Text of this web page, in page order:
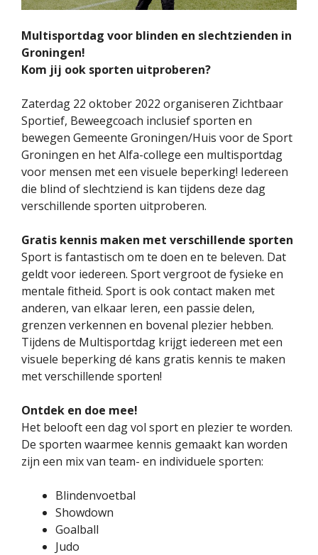
Multisportdag voor blinden en slechtzienden in
Groningen!
Kom jij ook sporten uitproberen?
Zaterdag 22 oktober 2022 organiseren Zichtbaar
Sportief, Beweegcoach inclusief sporten en
bewegen Gemeente Groningen/Huis voor de Sport
Groningen en het Alfa-college een multisportdag
voor mensen met een visuele beperking! Iedereen
die blind of slechtziend is kan tijdens deze dag
verschillende sporten uitproberen.
Gratis kennis maken met verschillende sporten
Sport is fantastisch om te doen en te beleven. Dat
geldt voor iedereen. Sport vergroot de fysieke en
mentale fitheid. Sport is ook contact maken met
anderen, van elkaar leren, een passie delen,
grenzen verkennen en bovenal plezier hebben.
Tijdens de Multisportdag krijgt iedereen met een
visuele beperking dé kans gratis kennis te maken
met verschillende sporten!
Ontdek en doe mee!
Het belooft een dag vol sport en plezier te worden.
De sporten waarmee kennis gemaakt kan worden
zijn een mix van team- en individuele sporten:
Blindenvoetbal
Showdown
Goalball
Judo